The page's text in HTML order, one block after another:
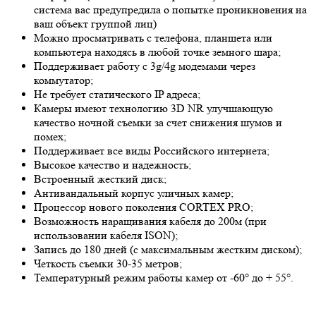
система вас предупредила о попытке проникновения на
ваш объект группой лиц)
Можно просматривать с телефона, планшета или
компьютера находясь в любой точке земного шара;
Поддерживает работу с 3g/4g модемами через
коммутатор;
Не требует статического IP адреса;
Камеры имеют технологию 3D NR улучшающую
качество ночной съемки за счет снижения шумов и
помех;
Поддерживает все виды Российского интернета;
Высокое качество и надежность;
Встроенный жесткий диск;
Антивандальный корпус уличных камер;
Процессор нового поколения CORTEX PRO;
Возможность наращивания кабеля до 200м (при
использовании кабеля ISON);
Запись до 180 дней (с максимальным жестким диском);
Четкость съемки 30-35 метров;
Температурный режим работы камер от -60° до + 55°.